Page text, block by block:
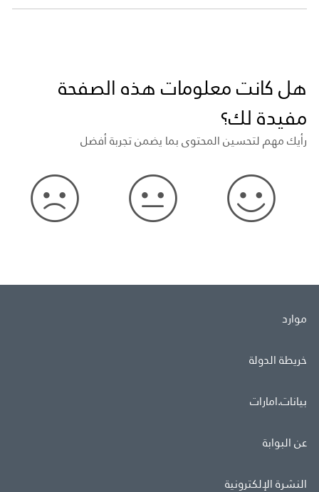
هل كانت معلومات هذه الصفحة
مفيدة لك؟
رأيك مهم لتحسين المحتوى بما يضمن تجربة أفضل
موارد
خريطة الدولة
بيانات.امارات
عن البوابة
النشرة الإلكترونية